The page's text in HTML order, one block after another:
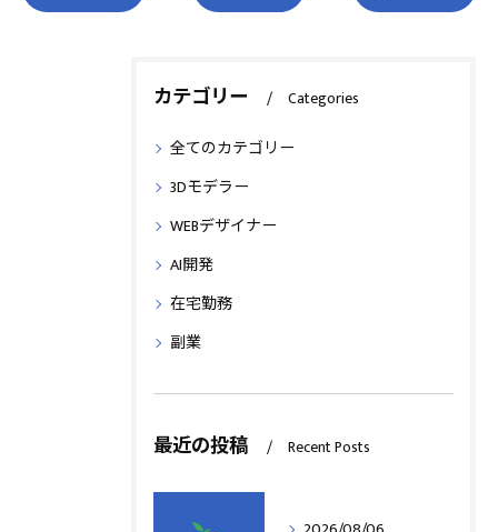
カテゴリー Categories
全てのカテゴリー
3Dモデラー
WEBデザイナー
AI開発
在宅勤務
副業
最近の投稿 Recent Posts